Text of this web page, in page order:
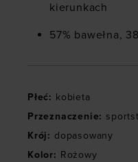
kierunkach
57% bawełna,
Płeć: kobieta
Przeznaczenie:
Krój: dopasowany
Kolor: Rożowy